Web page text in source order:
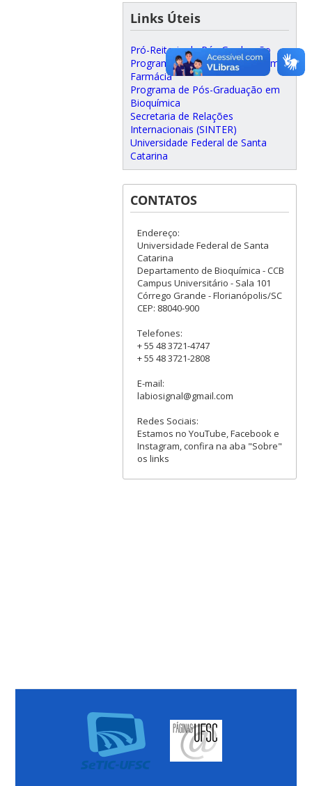
Links Úteis
Pró-Reitoria de Pós Graduação
Programa de Pós Graduação em
Farmácia
Programa de Pós-Graduação em
Bioquímica
Secretaria de Relações
Internacionais (SINTER)
Universidade Federal de Santa
Catarina
CONTATOS
Endereço:
Universidade Federal de Santa
Catarina
Departamento de Bioquímica - CCB
Campus Universitário - Sala 101
Córrego Grande - Florianópolis/SC
CEP: 88040-900
Telefones:
+ 55 48 3721-4747
+ 55 48 3721-2808
E-mail:
labiosignal@gmail.com
Redes Sociais:
Estamos no YouTube, Facebook e
Instagram, confira na aba "Sobre"
os links